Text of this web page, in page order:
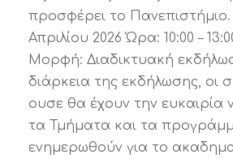
προσφέρει το Πανεπιστήμιο.
Απριλίου 2026 Ώρα: 10:00 –
Μορφή: Διαδικτυακή
διάρκεια της εκδήλωσης, οι
ουσε θα έχουν την ευκαιρία
τα Τμήματα και τα
ενημερωθούν για το